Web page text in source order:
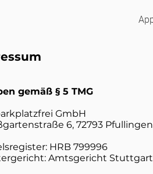
gemäß § 5 TMG
GmbH
6, 72793 Pfullingen
HRB 799996
Amtsgericht Stuttgart